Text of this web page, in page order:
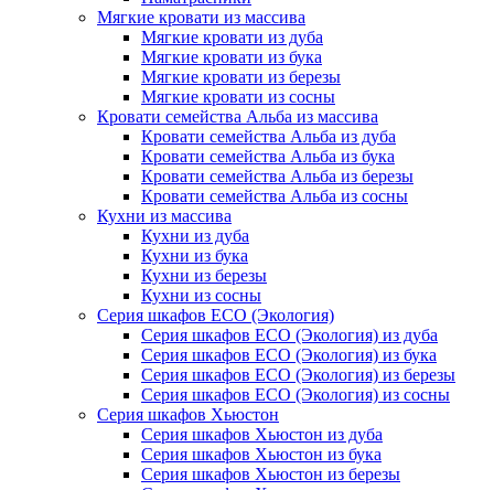
Мягкие кровати из массива
Мягкие кровати из дуба
Мягкие кровати из бука
Мягкие кровати из березы
Мягкие кровати из сосны
Кровати семейства Альба из массива
Кровати семейства Альба из дуба
Кровати семейства Альба из бука
Кровати семейства Альба из березы
Кровати семейства Альба из сосны
Кухни из массива
Кухни из дуба
Кухни из бука
Кухни из березы
Кухни из сосны
Серия шкафов ECO (Экология)
Серия шкафов ECO (Экология) из дуба
Серия шкафов ECO (Экология) из бука
Серия шкафов ECO (Экология) из березы
Серия шкафов ECO (Экология) из сосны
Серия шкафов Хьюстон
Серия шкафов Хьюстон из дуба
Серия шкафов Хьюстон из бука
Серия шкафов Хьюстон из березы